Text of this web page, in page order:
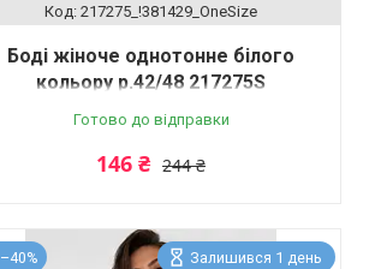
217275_!381429_OneSize
Боді жіноче однотонне білого
кольору р.42/48 217275S
Готово до відправки
244 ₴
146 ₴
–40% Залишився 1 день